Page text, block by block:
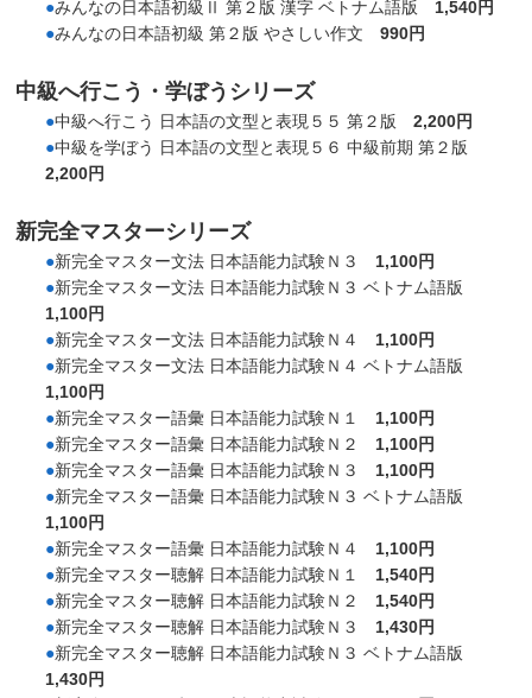
●みんなの日本語初級Ⅱ 第２版 漢字 ベトナム語版 1,540円
●みんなの日本語初級 第２版 やさしい作文990円
中級へ行こう・学ぼうシリーズ
●中級へ行こう 日本語の文型と表現５５ 第２版2,200円
●中級を学ぼう 日本語の文型と表現５６ 中級前期 第２版
2,200円
新完全マスターシリーズ
●新完全マスター文法 日本語能力試験Ｎ３ 1,100円
●新完全マスター文法 日本語能力試験Ｎ３ ベトナム語版
1,100円
●新完全マスター文法 日本語能力試験Ｎ４ 1,100円
●新完全マスター文法 日本語能力試験Ｎ４ ベトナム語版
1,100円
●新完全マスター語彙 日本語能力試験Ｎ１ 1,100円
●新完全マスター語彙 日本語能力試験Ｎ２ 1,100円
●新完全マスター語彙 日本語能力試験Ｎ３ 1,100円
●新完全マスター語彙 日本語能力試験Ｎ３ ベトナム語版
1,100円
●新完全マスター語彙 日本語能力試験Ｎ４ 1,100円
●新完全マスター聴解 日本語能力試験Ｎ１ 1,540円
●新完全マスター聴解 日本語能力試験Ｎ２ 1,540円
●新完全マスター聴解 日本語能力試験Ｎ３ 1,430円
●新完全マスター聴解 日本語能力試験Ｎ３ ベトナム語版
1,430円